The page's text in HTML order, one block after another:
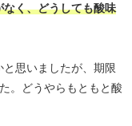
く、どうしても酸味
思いましたが、期限
。どうやらもともと酸